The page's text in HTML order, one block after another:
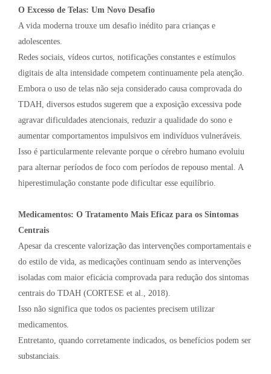
O Excesso de Telas: Um Novo Desafio
A vida moderna trouxe um desafio inédito para crianças e
adolescentes.
Redes sociais, vídeos curtos, notificações constantes e estímulos
digitais de alta intensidade competem continuamente pela atenção.
Embora o uso de telas não seja considerado causa comprovada do
TDAH, diversos estudos sugerem que a exposição excessiva pode
agravar dificuldades atencionais, reduzir a qualidade do sono e
aumentar comportamentos impulsivos em indivíduos vulneráveis.
Isso é particularmente relevante porque o cérebro humano evoluiu
para alternar períodos de foco com períodos de repouso mental. A
hiperestimulação constante pode dificultar esse equilíbrio.
Medicamentos: O Tratamento Mais Eficaz para os Sintomas
Centrais
Apesar da crescente valorização das intervenções comportamentais e
do estilo de vida, as medicações continuam sendo as intervenções
isoladas com maior eficácia comprovada para redução dos sintomas
centrais do TDAH (CORTESE et al., 2018).
Isso não significa que todos os pacientes precisem utilizar
medicamentos.
Entretanto, quando corretamente indicados, os benefícios podem ser
substanciais.